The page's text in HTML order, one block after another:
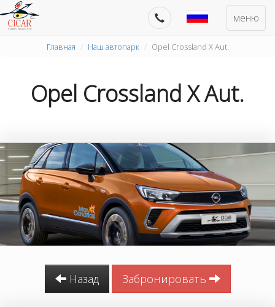
меню
Главная Наш автопарк Opel Crossland X Aut.
Opel Crossland X Aut.
Назад Забронировать